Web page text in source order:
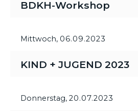
BDKH-Workshop
Mittwoch, 06.09.2023
KIND + JUGEND 2023
Donnerstag, 20.07.2023